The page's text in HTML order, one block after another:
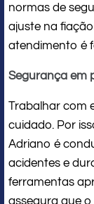
normas de
ajuste na
atendimento é
Segurança em
Trabalhar com
cuidado. Por
Adriano é
acidentes e
ferramentas
assegura que